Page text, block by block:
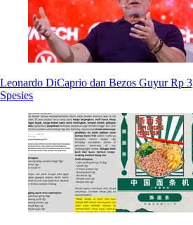
Leonardo DiCaprio dan Bezos Guyur Rp
Spesies